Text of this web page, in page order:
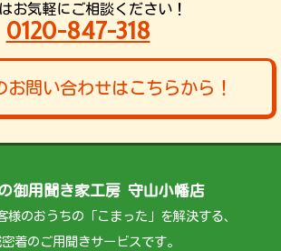
お気軽にご相談ください！
0120-847-318
お問い合わせはこちらから！
御用聞き家工房 守山小幡店
様のおうちの「こまった」を解決する、
着のご用聞きサービスです。